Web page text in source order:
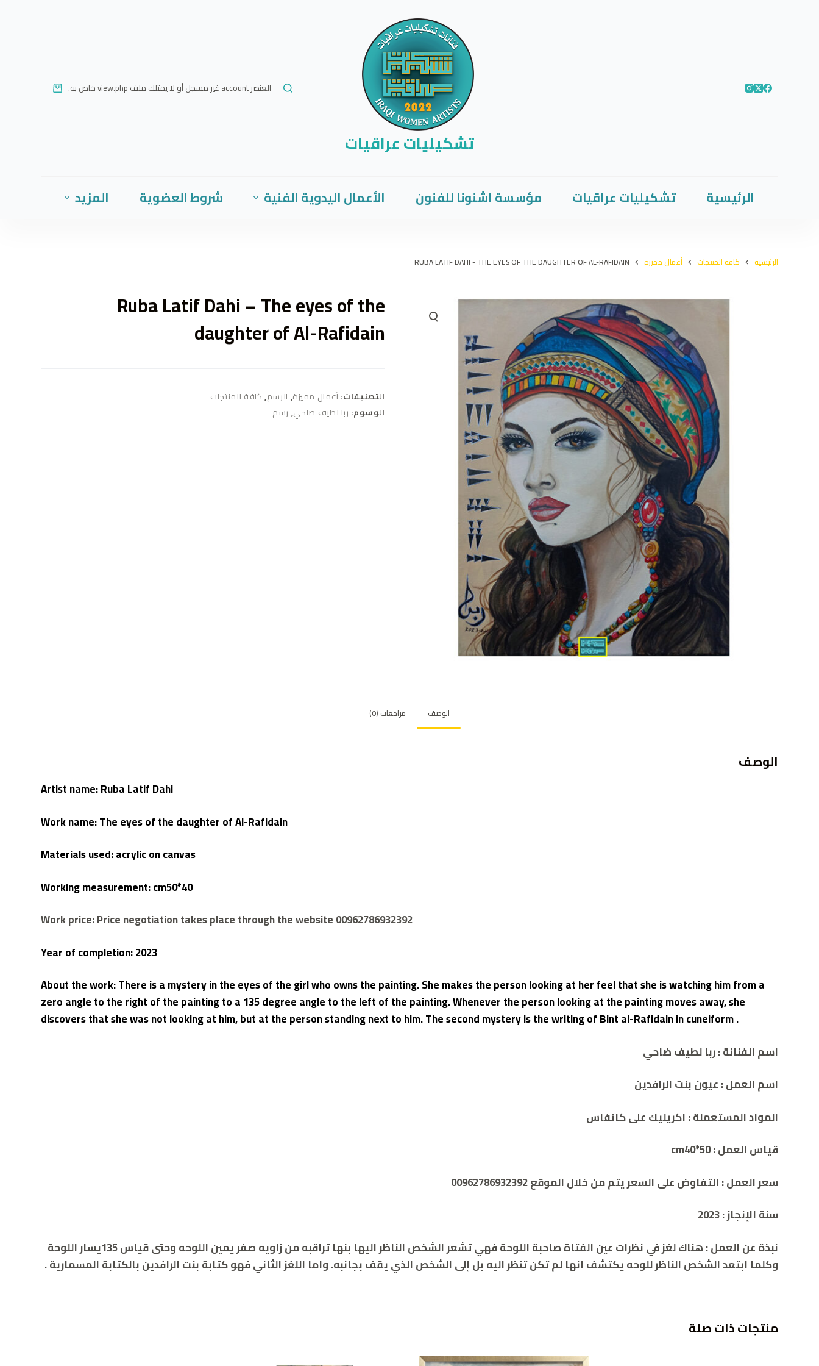
تشكيليات عراقيات
العنصر account غير مسجل أو لا يمتلك ملف view.php خاص به.
الرئيسية تشكيليات عراقيات مؤسسة اشنونا للفنون الأعمال اليدوية الفنية شروط العضوية المزيد
الرئيسية كافة المنتجات أعمال مميزة RUBA LATIF DAHI - THE EYES OF THE DAUGHTER OF AL-RAFIDAIN
Ruba Latif Dahi – The eyes of the
daughter of Al-Rafidain
التصنيفات: أعمال مميزة, الرسم, كافة المنتجات
الوسوم: ربا لطيف ضاحي, رسم
الوصف مراجعات (0)
الوصف
Artist name: Ruba Latif Dahi
Work name: The eyes of the daughter of Al-Rafidain
Materials used: acrylic on canvas
Working measurement: cm50*40
Work price: Price negotiation takes place through the website 00962786932392
Year of completion: 2023
About the work: There is a mystery in the eyes of the girl who owns the painting. She makes the person looking at her feel that she is watching him from a
zero angle to the right of the painting to a 135 degree angle to the left of the painting. Whenever the person looking at the painting moves away, she
discovers that she was not looking at him, but at the person standing next to him. The second mystery is the writing of Bint al-Rafidain in cuneiform .
اسم الفنانة : ربا لطيف ضاحي
اسم العمل :عيون بنت الرافدين
المواد المستعملة :اكريليك على كانفاس
قياس العمل : cm40*50
سعر العمل : التفاوض على السعر يتم من خلال الموقع 00962786932392
سنة الإنجاز :2023
نبذة عن العمل :
هناك لغز في نظرات عين الفتاة صاحبة اللوحة فهي تشعر الشخص الناظر اليها بنها تراقبه من زاويه صفر يمين اللوحه وحتى قياس 135يسار اللوحة
وكلما ابتعد الشخص الناظر للوحه يكتشف انها لم تكن تنظر اليه بل إلى الشخص الذي يقف بجانبه. واما اللغز الثاني فهو كتابة بنت الرافدين بالكتابة المسمارية .
منتجات ذات صلة